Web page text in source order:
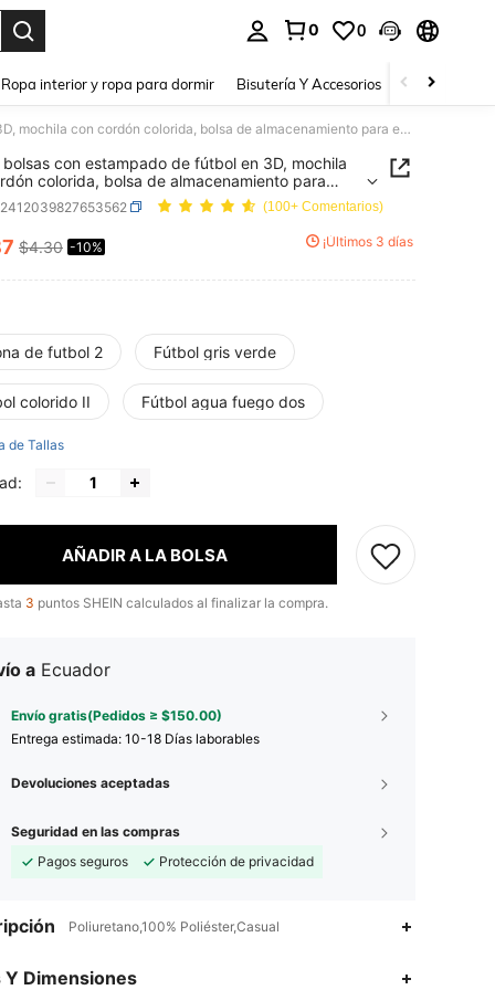
0 0
Ropa interior y ropa para dormir Bisutería Y Accesorios Zapatos
Set de bolsas con estampado de fútbol en 3D, mochila con cordón colorida, bolsa de almacenamiento para entrenamiento deportivo
con estampado de fútbol en 3D, mochila
colorida, bolsa de almacenamiento para
deportivo
(100+ Comentarios)
AND AVAILABILITY
$4.30 -10% ¡Últimos 3 días
de futbol 2 Fútbol gris verde
colorido II Fútbol agua fuego dos
de Tallas
AÑADIR A LA BOLSA
3 puntos SHEIN calculados al finalizar la compra.
a Ecuador
Envío gratis(Pedidos ≥ $150.00)
Entrega estimada: 10-18 Días laborables
Devoluciones aceptadas
Seguridad en las compras
Pagos seguros
Protección de privacidad
Poliuretano,100% Poliéster,Casual
Y Dimensiones
4.92